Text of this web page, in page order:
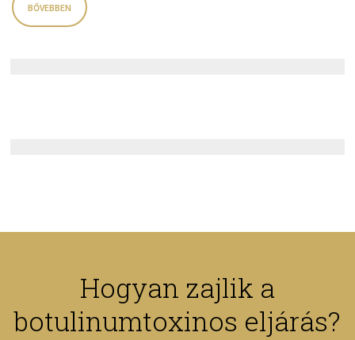
BŐVEBBEN
Hogyan zajlik a
botulinumtoxinos eljárás?